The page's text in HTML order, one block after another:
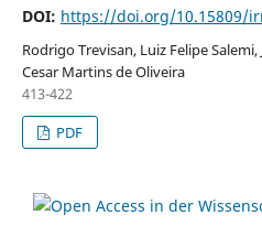
DOI: https://doi.org/10.15809/
Rodrigo Trevisan, Luiz Felipe
Cesar Martins de Oliveira
413-422
PDF